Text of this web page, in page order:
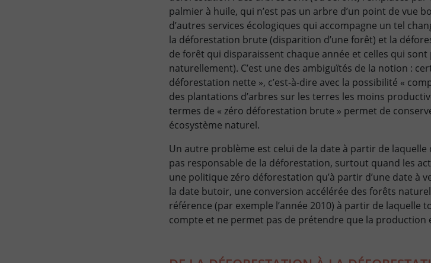
palmier à huile, qui n’est pas un arbre d’un point de vue
d’autres services écologiques qui accompagne un tel
la déforestation brute (disparition d’une forêt) et la
de forêt qui disparaissent chaque année et celles qui
naturellement). C’est une des ambiguïtés de la notion :
déforestation nette », c’est-à-dire avec la possibilité «
des plantations d’arbres sur les terres les moins
termes de « zéro déforestation brute » permet de
écosystème naturel.
Un autre problème est celui de la date à partir de
pas responsable de la déforestation, surtout quand les
une politique zéro déforestation qu’à partir d’une date à
la date butoir, une conversion accélérée des forêts
référence (par exemple l’année 2010) à partir de
compte et ne permet pas de prétendre que la production